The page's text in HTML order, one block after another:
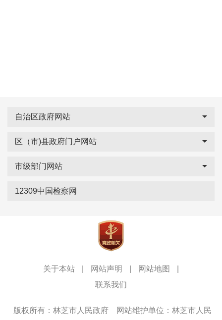
自治区政府网站
区（市)县政府门户网站
市级部门网站
12309中国检察网
关于本站 网站声明 网站地图
联系我们
版权所有：林芝市人民政府 网站维护单位：林芝市人民